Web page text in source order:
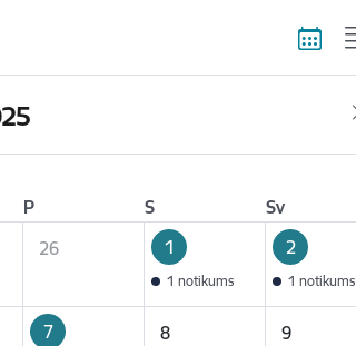
P S
Sv
26 1
1 notikums
2
1 notikums
7 8 9